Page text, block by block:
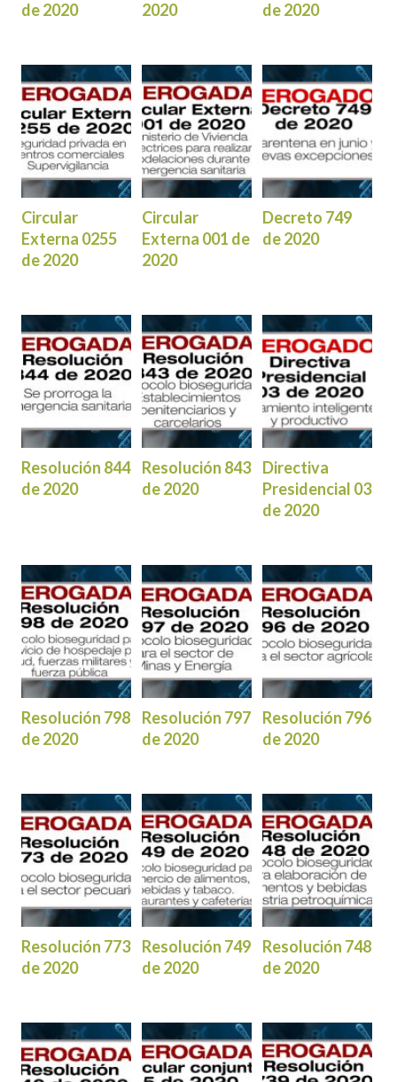
de 2020 2020 de 2020
Circular
Externa 0255
de 2020
Circular
Externa 001 de
2020
Decreto 749
de 2020
Resolución 844
de 2020
Resolución 843
de 2020
Directiva
Presidencial 03
de 2020
Resolución 798
de 2020
Resolución 797
de 2020
Resolución 796
de 2020
Resolución 773
de 2020
Resolución 749
de 2020
Resolución 748
de 2020